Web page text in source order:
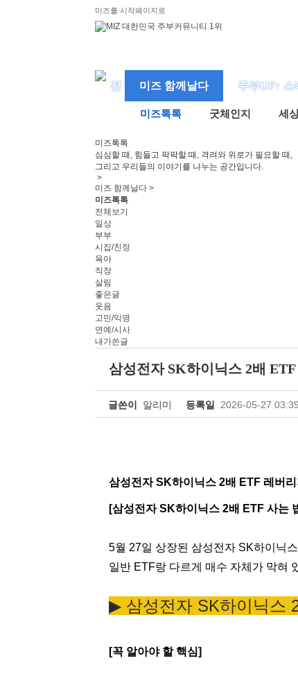
미즈를 시작페이지로
미즈 함께날다 주부UP↑ 스
미즈톡톡 굿체인지 세
미즈톡톡
심심할 때, 힘들고 팍팍할 때, 격려와 위로가 필요할 때,
그리고 우리들의 이야기를 나누는 공간입니다.
>
미즈 함께날다 >
미즈톡톡
전체보기
일상
부부
시집/친정
육아
직장
살림
좋은글
웃음
고민/익명
연예/시사
내가쓴글
삼성전자 SK하이닉스 2배
글쓴이 알리미 등록일 2026-05-27 03:39
삼성전자 SK하이닉스 2배 ETF 레버
[삼성전자 SK하이닉스 2배 ETF 사는
5월 27일 상장된 삼성전자 SK하이닉
일반 ETF랑 다르게 매수 자체가 막혀
▶︎ 삼성전자 SK하이닉스
[꼭 알아야 할 핵심]